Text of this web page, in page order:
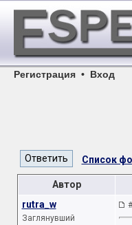
Регистрация • Вход
Список
Автор
rutra_w
Заглянувший